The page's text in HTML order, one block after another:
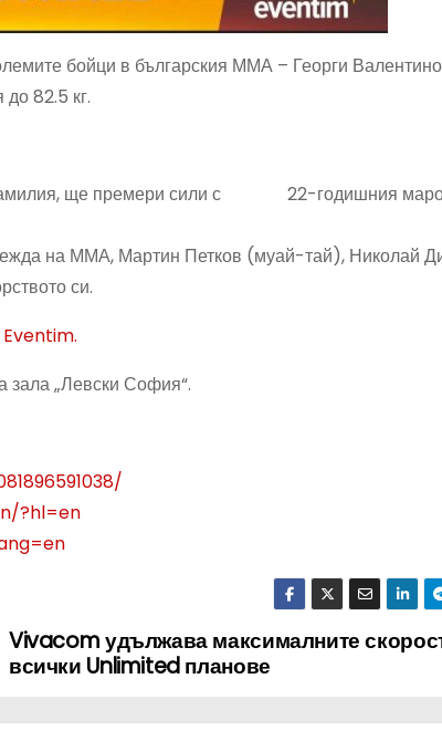
бойци в българския ММА – Георги
82.5 кг.
фамилия, ще премери сили с 22-годишния
на ММА, Мартин Петков (муай-тай), Николай
си.
Eventim.
зала „Левски София“.
?hl=en
Vivacom удължава максималните
всички Unlimited планове